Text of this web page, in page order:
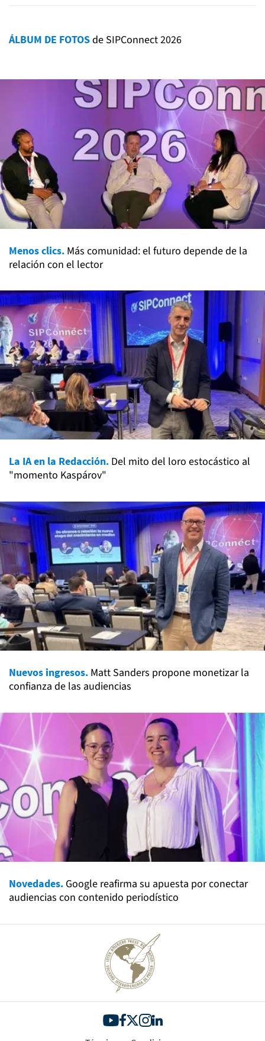
ÁLBUM DE FOTOSde SIPConnect 2026
Menos clics. Más comunidad: el futuro depende de la
relación con el lector
La IA en la Redacción. Del mito del loro estocástico al
"momento Kaspárov"
Nuevos ingresos. Matt Sanders propone monetizar la
confianza de las audiencias
Novedades. Google reafirma su apuesta por conectar
audiencias con contenido periodístico